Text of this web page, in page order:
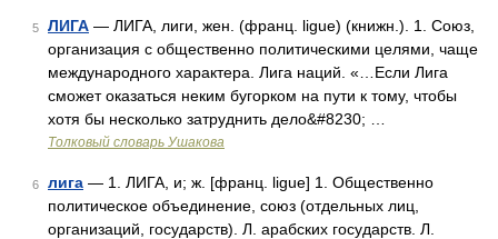
5 ЛИГА — ЛИГА, лиги, жен. (франц. ligue) (книжн.). 1. Союз,
организация с общественно политическими целями, чаще
международного характера. Лига наций. «…Если Лига
сможет оказаться неким бугорком на пути к тому, чтобы
хотя бы несколько затруднить дело&#8230; …
Толковый словарь Ушакова
6 лига — 1. ЛИГА, и; ж. [франц. ligue] 1. Общественно
политическое объединение, союз (отдельных лиц,
организаций, государств). Л. арабских государств. Л.